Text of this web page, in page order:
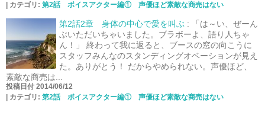
カテゴリ: 第2話 ボイスアクター編① 声優ほど素敵な商売はない
第2話2章 身体の中心で愛を叫ぶ :
「は～い、ぜーん
ぶいただいちゃいました。ブラボーよ、語り人ちゃ
ん！」 終わって我に返ると、ブースの窓の向こうに
スタッフみんなのスタンディングオベーションが見え
た。ありがとう！ だからやめられない。声優ほど、
素敵な商売は...
投稿日付 2014/06/12
カテゴリ: 第2話 ボイスアクター編① 声優ほど素敵な商売はない